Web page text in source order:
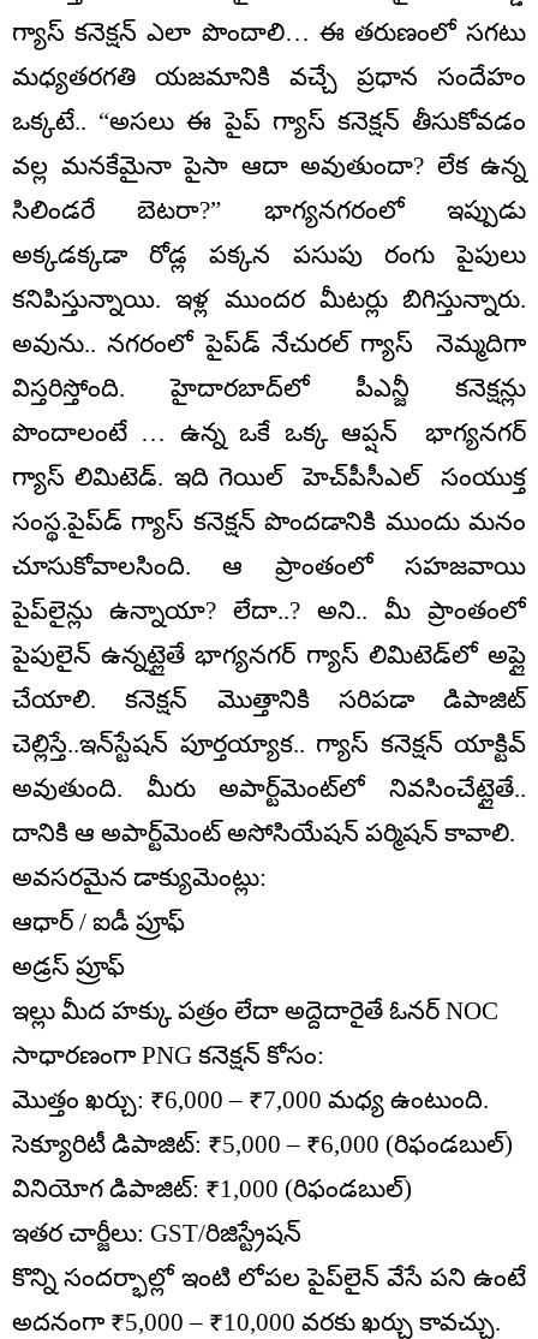
గ్యాస్ కనెక్షన్ ఎలా పొందాలి… ఈ తరుణంలో సగటు
మధ్యతరగతి యజమానికి వచ్చే ప్రధాన సందేహం
ఒక్కటే.. “అసలు ఈ పైప్ గ్యాస్ కనెక్షన్ తీసుకోవడం
వల్ల మనకేమైనా పైసా ఆదా అవుతుందా? లేక ఉన్న
సిలిండరే బెటరా?” భాగ్యనగరంలో ఇప్పుడు
అక్కడక్కడా రోడ్ల పక్కన పసుపు రంగు పైపులు
కనిపిస్తున్నాయి. ఇళ్ల ముందర మీటర్లు బిగిస్తున్నారు.
అవును.. నగరంలో పైప్‌డ్ నేచురల్ గ్యాస్ నెమ్మదిగా
విస్తరిస్తోంది. హైదారబాద్‌లో పీఎన్జీ కనెక్షన్లు
పొందాలంటే … ఉన్న ఒకే ఒక్క ఆప్షన్ భాగ్యనగర్
గ్యాస్ లిమిటెడ్. ఇది గెయిల్ హెచ్‌పీసీఎల్ సంయుక్త
సంస్థ.పైప్‌డ్‌ గ్యాస్ కనెక్షన్ పొందడానికి ముందు మనం
చూసుకోవాలసింది. ఆ ప్రాంతంలో సహజవాయి
పైప్‌లైన్లు ఉన్నాయా? లేదా..? అని.. మీ ప్రాంతంలో
పైపులైన్ ఉన్నట్లైతే భాగ్యనగర్ గ్యాస్ లిమిటెడ్‌లో అప్లై
చేయాలి. కనెక్షన్ మొత్తానికి సరిపడా డిపాజిట్
చెల్లిస్తే..ఇన్‌స్టేషన్ పూర్తయ్యాక.. గ్యాస్ కనెక్షన్ యాక్టివ్
అవుతుంది. మీరు అపార్ట్‌మెంట్‌లో నివసించేట్లైతే..
దానికి ఆ అపార్ట్‌మెంట్ అసోసియేషన్ పర్మిషన్ కావాలి.
అవసరమైన డాక్యుమెంట్లు:
ఆధార్ / ఐడీ ప్రూఫ్
అడ్రస్ ప్రూఫ్
ఇల్లు మీద హక్కు పత్రం లేదా అద్దెదారైతే ఓనర్ NOC
సాధారణంగా PNG కనెక్షన్ కోసం:
మొత్తం ఖర్చు: ₹6,000 – ₹7,000 మధ్య ఉంటుంది.
సెక్యూరిటీ డిపాజిట్: ₹5,000 – ₹6,000 (రిఫండబుల్)
వినియోగ డిపాజిట్: ₹1,000 (రిఫండబుల్)
ఇతర చార్జీలు: GST/రిజిస్ట్రేషన్
కొన్ని సందర్భాల్లో ఇంటి లోపల పైప్‌లైన్ వేసే పని ఉంటే
అదనంగా ₹5,000 – ₹10,000 వరకు ఖర్చు కావచ్చు.